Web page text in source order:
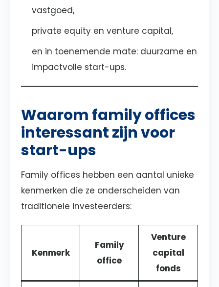
vastgoed,
private equity en venture capital,
en in toenemende mate: duurzame en
impactvolle start-ups.
Waarom family offices
interessant zijn voor
start-ups
Family offices hebben een aantal unieke
kenmerken die ze onderscheiden van
traditionele investeerders:
Kenmerk
Family
office
Venture
capital
fonds